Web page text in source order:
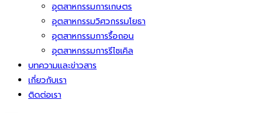
อุตสาหกรรมการเกษตร
อุตสาหกรรมวิศวกรรมโยธา
อุตสาหกรรมการรื้อถอน
อุตสาหกรรมการรีไซเคิล
บทความและข่าวสาร
เกี่ยวกับเรา
ติดต่อเรา